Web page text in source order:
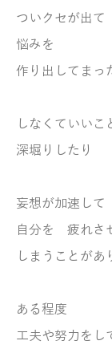
ついクセが出て
悩みを
作り出してまっ
しなくていいこ
深堀りしたり
妄想が加速して
自分を 疲れさ
しまうことがあ
ある程度
工夫や努力をし